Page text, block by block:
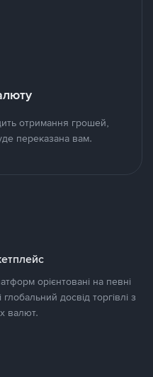
отримання грошей,
переказана вам.
орієнтовані на певні
досвід торгівлі з
валют.